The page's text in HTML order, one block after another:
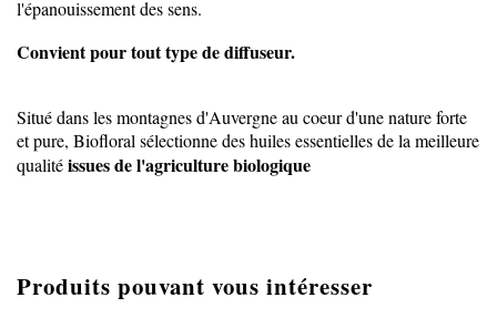
l'épanouissement des sens.
Convient pour tout type de diffuseur.
Situé dans les montagnes d'Auvergne au coeur d'une nature forte
et pure, Biofloral sélectionne des huiles essentielles de la meilleure
qualitéissues de l'agriculture biologique
Produits pouvant vous intéresser